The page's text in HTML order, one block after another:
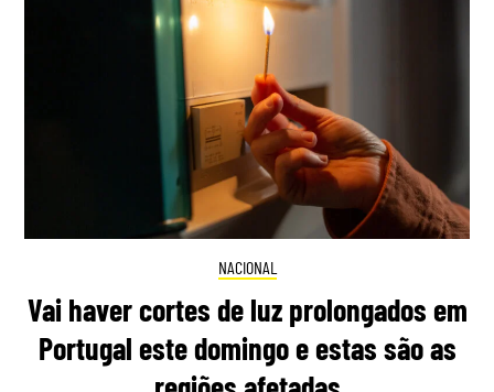
NACIONAL
Vai haver cortes de luz prolongados em
Portugal este domingo e estas são as